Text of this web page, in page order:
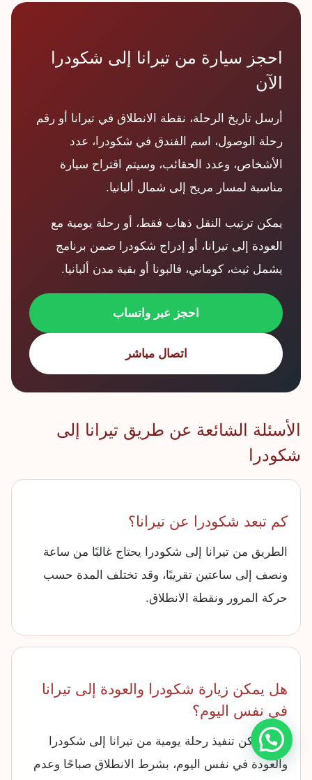
احجز سيارة من تيرانا إلى شكودرا
الآن
أرسل تاريخ الرحلة، نقطة الانطلاق في تيرانا أو رقم
رحلة الوصول، اسم الفندق في شكودرا، عدد
الأشخاص، وعدد الحقائب، وسيتم اقتراح سيارة
مناسبة لمسار مريح إلى شمال ألبانيا.
يمكن ترتيب النقل ذهاب فقط، أو رحلة يومية مع
العودة إلى تيرانا، أو إدراج شكودرا ضمن برنامج
يشمل ثيث، كوماني، فالبونا أو بقية مدن ألبانيا.
احجز عبر واتساب
اتصال مباشر
الأسئلة الشائعة عن طريق تيرانا إلى
شكودرا
كم تبعد شكودرا عن تيرانا؟
الطريق من تيرانا إلى شكودرا يحتاج غالبًا من ساعة
ونصف إلى ساعتين تقريبًا، وقد تختلف المدة حسب
حركة المرور ونقطة الانطلاق.
هل يمكن زيارة شكودرا والعودة إلى تيرانا
في نفس اليوم؟
نعم، يمكن تنفيذ رحلة يومية من تيرانا إلى شكودرا
والعودة في نفس اليوم، بشرط الانطلاق صباحًا وعدم